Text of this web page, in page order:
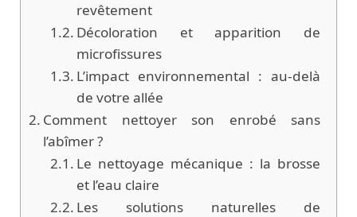
revêtement
Décoloration et apparition de
microfissures
L’impact environnemental : au-delà
de votre allée
Comment nettoyer son enrobé sans
l’abîmer ?
Le nettoyage mécanique : la brosse
et l’eau claire
Les solutions naturelles de